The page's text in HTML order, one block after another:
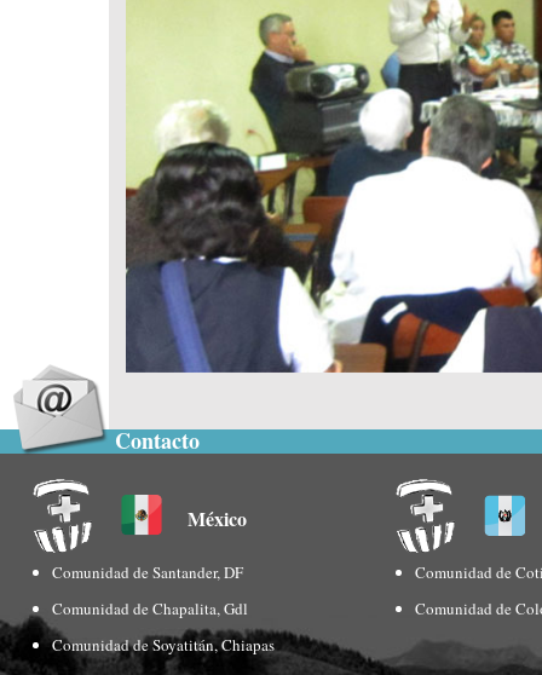
Contacto
México
Comunidad de Santander, DF
Comunidad de Chapalita, Gdl
Comunidad de Soyatitán, Chiapas
Comunidad de
Comunidad de